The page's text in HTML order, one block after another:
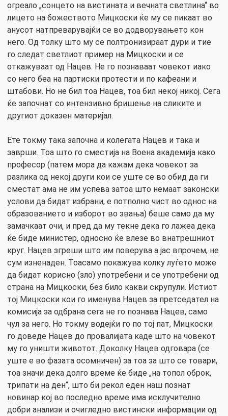
огреало „сонцето на вистината и вечната светлина“ во
лицето на божеството Мицкоски ќе му се пикаат во
анусот натпреварувајќи се во додворувањето кон
него. Од толку што му се полтронизираат дури и тие
го следат светлиот пример на Мицкоски и се
откажуваат од Нацев. Не го познаваат човекот иако
со него беа на партиски протести и по кафеани и
штабови. Но не бил тоа Нацев, тоа бил некој никој. Сега
ќе започнат со интензивно бришење на сликите и
другиот доказен материјал.
Ете токму така започна и колегата Нацев и така и
заврши. Тоа што го сместија на Воена академија како
професор (патем мора да кажам дека човекот за
разлика од некој други кои се уште се во обид да ги
сместат ама не им успева затоа што немаат законски
услови да бидат избрани, е потполно чист во однос на
образованието и изборот во звања) беше само да му
замачкаат очи, и пред да му текне дека го лажеа дека
ќе биде министер, односно ќе влезе во внатрешниот
круг. Нацев згреши што им поверува а јас впрочем, не
сум изненаден. Тоасамо покажува колку луѓето може
да бидат корисно (зло) употребени и се употребени од
страна на Мицкоски, без било какви скрупули. Истиот
тој Мицкоски кои го именува Нацев за претседател на
комисија за одбрана сега не го познава Нацев, само
чул за него. Но токму водејќи го по тој пат, Мицкоски
го доведе Нацев до провалијата каде што на човекот
му го уништи животот. Доколку Нацев одговара (се
уште е во фазата осомничен) за тоа за што се товари,
тоа значи дека долго време ќе биде „на топол оброк,
трипати на ден“, што би рекол еден наш познат
новинар кој во последно време има исклучително
добри анализи и очигледно вистински информации од